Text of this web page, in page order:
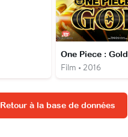
One Piece : Gold
Film • 2016
Retour à la base de données